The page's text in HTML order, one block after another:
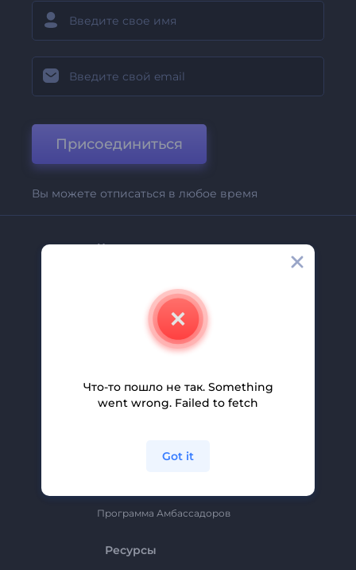
Присоединиться
Вы можете отписаться в любое время
Компания
Свяжитесь С Нами
Помощь И Поддержка
Партнерская Программа
Политика Конфиденциальности
Программа Амбассадоров
Ресурсы
Что-то пошло не так. Something
went wrong. Failed to fetch
Got it